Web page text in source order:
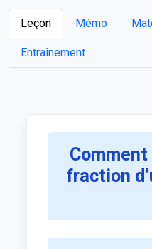
Leçon Mémo
Entraînement
fraction